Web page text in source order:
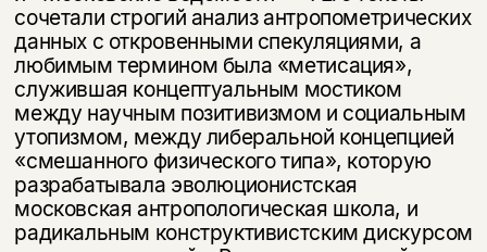
сочетали строгий анализ антропометрических
дан­ных с откровенными спекуляциями, а
любимым термином была «метиса­ция»,
служившая концептуальным мостиком
между научным позитивизмом и социальным
утопизмом, между либеральной концепцией
«смешанного фи­зического типа», которую
разрабатывала эволюционистская
московская ант­ропологическая школа, и
радикальным конструктивистским дискурсом